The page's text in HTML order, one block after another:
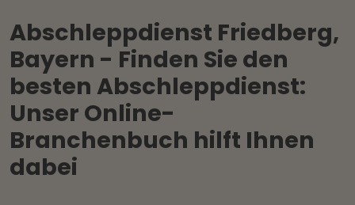
Abschleppdienst Friedberg,
Bayern - Finden Sie den
besten Abschleppdienst:
Unser Online-
Branchenbuch hilft Ihnen
dabei